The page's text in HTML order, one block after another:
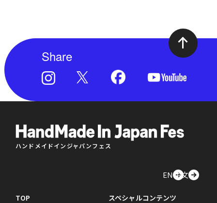
Share
ハンドメイドインジャパンフェス
EN中文
TOP
スペシャルコンテンツ